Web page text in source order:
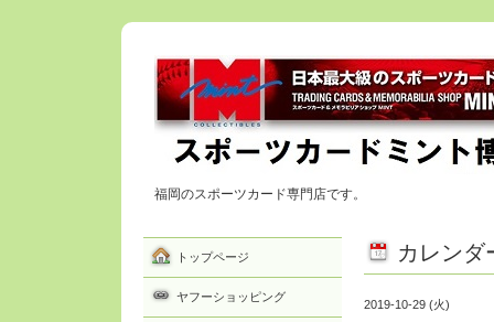
福岡のスポーツカード専門店です。
カレンダ
2019-10-29 (火)
トップページ
ヤフーショッピング